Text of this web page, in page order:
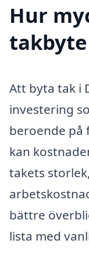
Hur
Att byta tak i
investering
beroende på
kan
takets
bättre
lista med